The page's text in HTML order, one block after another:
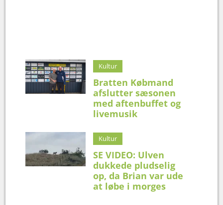
Kultur
Bratten Købmand
afslutter sæsonen
med aftenbuffet og
livemusik
Kultur
SE VIDEO: Ulven
dukkede pludselig
op, da Brian var ude
at løbe i morges